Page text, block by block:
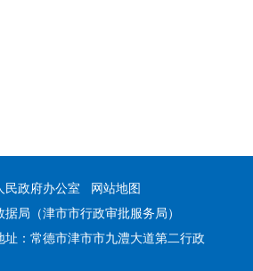
民政府办公室 网站地图
局（津市市行政审批服务局）
址：常德市津市市九澧大道第二行政